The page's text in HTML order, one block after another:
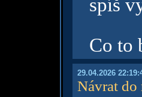
spíš
Co to
29.04.2026
Návrat